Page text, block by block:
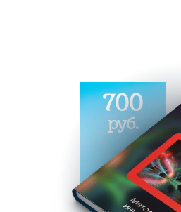
700
руб.